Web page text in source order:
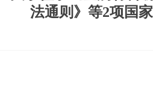
法通则》等2项国